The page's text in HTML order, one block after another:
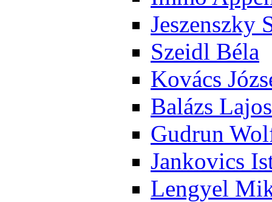
Je­szensz­ky
Szeidl Bé­la
Ko­vács
Ba­lázs La­jos
Gud­run
Jan­ko­vics
Len­gyel